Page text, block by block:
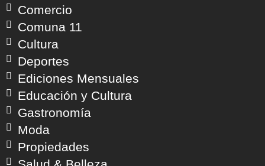
Comercio
Comuna 11
Cultura
Deportes
Ediciones Mensuales
Educación y Cultura
Gastronomía
Moda
Propiedades